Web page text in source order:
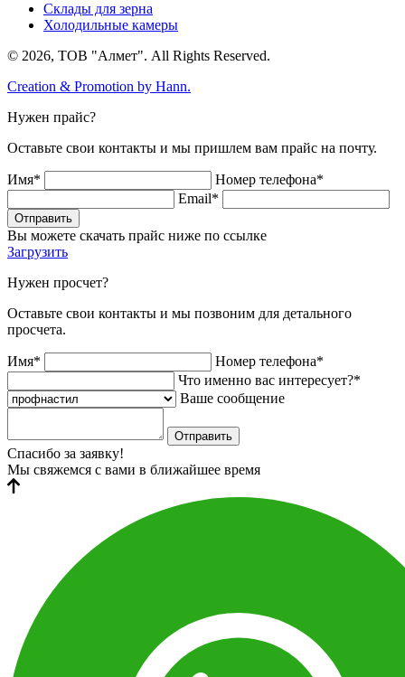
Склады для зерна
Холодильные камеры
© 2026, ТОВ "Алмет". All Rights Reserved.
Creation & Promotion by Hann.
Нужен прайс?
Оставьте свои контакты и мы пришлем вам прайс на почту.
Имя*
Номер телефона*
Email*
Отправить
Вы можете скачать прайс ниже по ссылке
Загрузить
Нужен просчет?
Оставьте свои контакты и мы позвоним для детального
просчета.
Имя*
Номер телефона*
Что именно вас интересует?*
Ваше сообщение
Отправить
Спасибо за заявку!
Мы свяжемся с вами в ближайшее время